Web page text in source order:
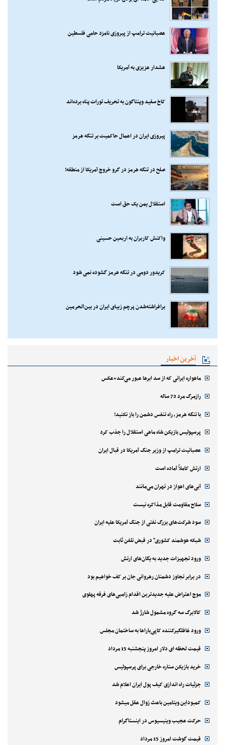
عصبانیت ترامپ از پیروزی نامزد حامی فلسطین
هشدار عزیزی به آمریکا
کاخ سفید وپنتاگون به تحریف تورات پناه برده‌اند
پیروزی ایران در اعمال حاکمیت بر تنگه هرمز
صلح در تنگه هرمز در گرو خروج آمریکا از منطقه!
استقلال یمن یک حق است
واکنش کاربران به اربعین حسینی
کریدور دومی در تنگه هرمز گشوده نمی شود
برافراشته‌شدن پرچم زیبای ایران در بین‌الحرمین
آخرین اخبار
ماهواره ایرانی که از سد ابرها عبور می‌کند+عکس
رازمرگ مرد 72 ساله
با تنگه هرمز، راه تنفس دشمن را باز نکنید!
پرسپولیس بازیکن شاه ماهی استقلال را جذب کرد
عصبانیت ترامپ از وزیر جنگ آمریکا در قبال ایران
ارتش کاملاً آماده است
آبی‌های اهواز در تهران می‌مانند
سلاح مقاومت قابل مذاکره نیست
سود شرکت‌های بزرگ نفتی از جنگ آمریکا علیه ایران
شبکه هوشمند کشوری" در قبض تلفن ثابت
ورود تجهیزات جدید به یگان‌های ارتش
در برابر تجاوز دشمنان رهروانی جان بر کف خواهیم بود
موج اعتراض علیه جدیدترین اقدام زامبی‌های فرقه پهلوی
کالابرگ سه گروه مشمول شارژ شد
ورود غافلگیرکننده کاپی‌باراها به ساختمان مجلس
قیمت لحظه ای دلار امروز پنجشنبه 15 مرداد
خرید بازیکن ستاره خارجی برای پرسپولیس
جزئیات راه اندازی کیف پول ایران اعلام شد
کمبوداین ویتامین باعث زوال عقل میشود
حرکت عجیب وینیسیوس در اینستاگرام
قیمت گوشت امروز 15 مرداد